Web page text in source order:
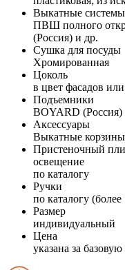
Выкатные системы
ПВШ полного
(Россия) и др.
Сушка для посуды
Хромированная
Цоколь
в цвет фасадов
Подъемники
BOYARD (Россия)
Аксессуары
Выкатные
Пристеночный
освещение
по каталогу
Ручки
по каталогу
Размер
индивидуальный
Цена
указана за